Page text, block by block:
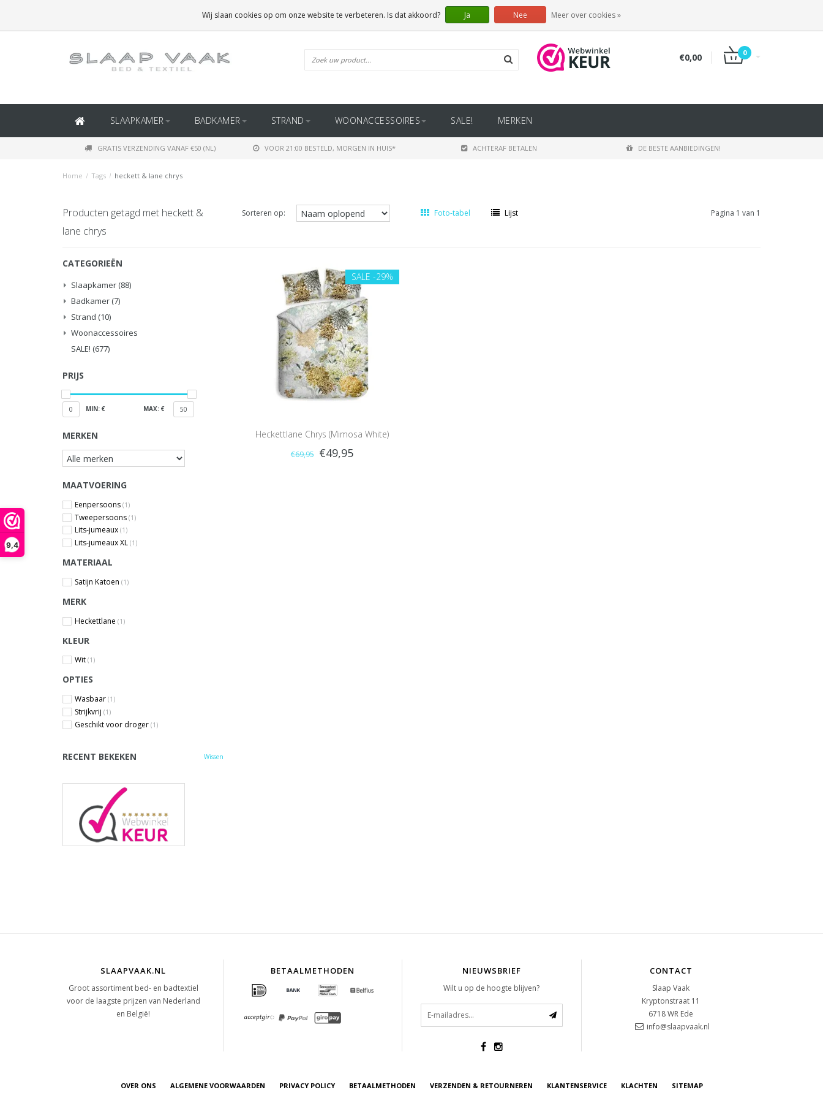
9,4
(BINNEN BELGIË)
€0,00 0
SLAAPKAMER BADKAMER STRAND WOONACCESSOIRES SALE! MERKEN
GRATIS VERZENDING VANAF €50 (NL) VOOR 21:00 BESTELD, MORGEN IN HUIS* ACHTERAF BETALEN DE BESTE AANBIEDINGEN!
Home / Tags / heckett & lane chrys
Producten getagd met heckett &
lane chrys
Sorteren op: Foto-tabel Lijst Pagina 1 van 1
CATEGORIEËN
Slaapkamer (88)
Badkamer (7)
Strand (10)
Woonaccessoires
SALE! (677)
PRIJS
0 MIN: € MAX: € 50
MERKEN
MAATVOERING
Eenpersoons (1)
Tweepersoons (1)
Lits-jumeaux (1)
Lits-jumeaux XL (1)
MATERIAAL
Satijn Katoen (1)
MERK
Heckettlane (1)
KLEUR
Wit (1)
OPTIES
Wasbaar (1)
Strijkvrij (1)
Geschikt voor droger (1)
RECENT BEKEKEN Wissen
SALE -29%
Heckettlane Chrys (Mimosa White)
€69,95 €49,95
SLAAPVAAK.NL
Groot assortiment bed- en badtextiel
voor de laagste prijzen van Nederland
en België!
BETAALMETHODEN NIEUWSBRIEF
Wilt u op de hoogte blijven?
CONTACT
Slaap Vaak
Kryptonstraat 11
6718 WR Ede
info@slaapvaak.nl
OVER ONS ALGEMENE VOORWAARDEN PRIVACY POLICY BETAALMETHODEN VERZENDEN & RETOURNEREN KLANTENSERVICE KLACHTEN SITEMAP
Wij slaan cookies op om onze website te verbeteren. Is dat akkoord? Ja Nee Meer over cookies »